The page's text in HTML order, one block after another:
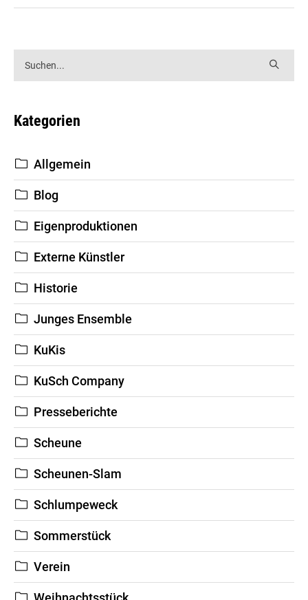
Kategorien
Allgemein
Blog
Eigenproduktionen
Externe Künstler
Historie
Junges Ensemble
KuKis
KuSch Company
Presseberichte
Scheune
Scheunen-Slam
Schlumpeweck
Sommerstück
Verein